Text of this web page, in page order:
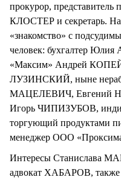
прокурор, представитель
КЛОСТЕР и секретарь. На
«знакомство» с
человек: бухгалтер
«Максим» Андрей
ЛУЗИНСКИЙ, ныне
МАЦЕЛЕВИЧ, Евгений
Игорь ЧИПИЗУБОВ,
торгующий продуктами
менеджер ООО
Интересы Станислава
адвокат ХАБАРОВ, также